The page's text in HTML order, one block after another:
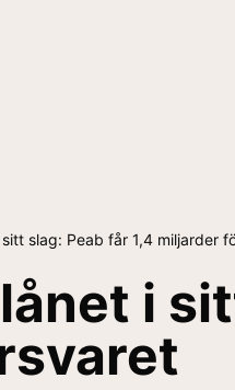
sitt slag: Peab får 1,4 miljarder
i